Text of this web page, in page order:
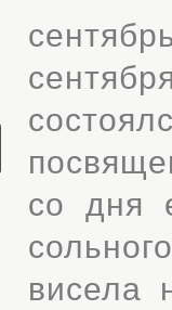
со дня
висела